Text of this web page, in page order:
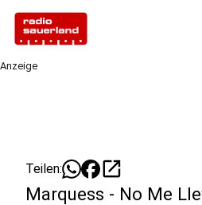
Anzeige
Teilen: open_in_new
Marquess - No Me